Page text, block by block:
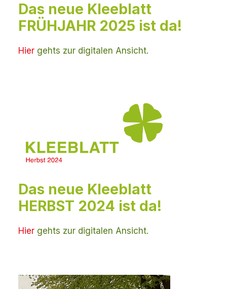
Das neue Kleeblatt
FRÜHJAHR 2025 ist da!
Hier gehts zur digitalen Ansicht.
Das neue Kleeblatt
HERBST 2024 ist da!
Hier gehts zur digitalen Ansicht.